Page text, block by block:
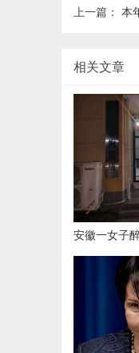
上一篇： 本
相关文章
安徽一女子
酒，遭拒后